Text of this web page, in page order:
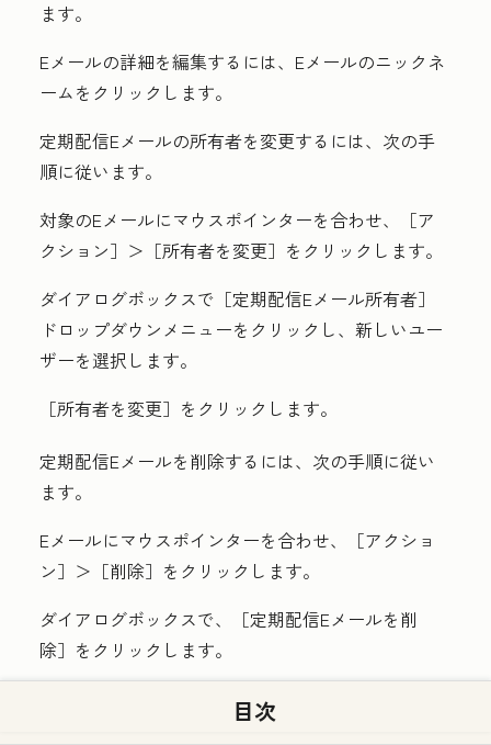
ます。
Eメールの詳細を編集するには、 Eメールのニックネ
ームをクリックします。
定期配信Eメールの所有者を変更するには、次の手
順に従います。
対象のEメールにマウスポインターを合わせ、［ア
クション］ ＞［所有者を変更］ をクリックします。
ダイアログボックスで［定期配信Eメール所有者］
ドロップダウンメニューをクリックし、新しいユー
ザーを選択します。
［所有者を変更］ をクリックします。
定期配信Eメールを削除するには、次の手順に従い
ます。
Eメールにマウスポインターを合わせ、［アクショ
ン］ ＞［削除］ をクリックします。
ダイアログボックスで、
［定期配信Eメールを削
除］ をクリックします。
定期配信Eメールは、送信予定時刻の2時
目次